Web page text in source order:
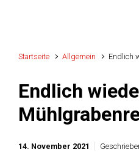
Startseite Allgemein Endlich
Endlich
14. November 2021